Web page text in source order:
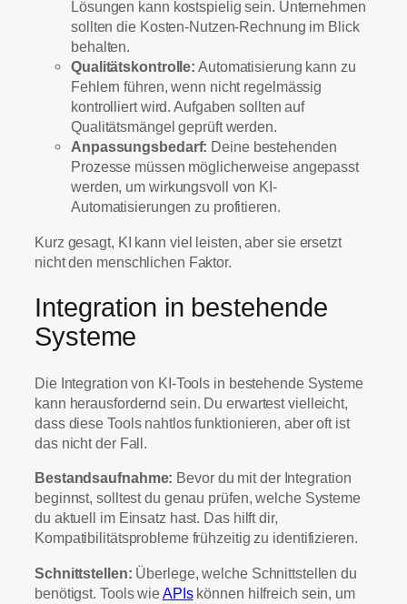
Lösungen kann kostspielig sein. Unternehmen
sollten die Kosten-Nutzen-Rechnung im Blick
behalten.
Qualitätskontrolle: Automatisierung kann zu
Fehlern führen, wenn nicht regelmässig
kontrolliert wird. Aufgaben sollten auf
Qualitätsmängel geprüft werden.
Anpassungsbedarf: Deine bestehenden
Prozesse müssen möglicherweise angepasst
werden, um wirkungsvoll von KI-
Automatisierungen zu profitieren.
Kurz gesagt, KI kann viel leisten, aber sie ersetzt
nicht den menschlichen Faktor.
Integration in bestehende
Systeme
Die Integration von KI-Tools in bestehende Systeme
kann herausfordernd sein. Du erwartest vielleicht,
dass diese Tools nahtlos funktionieren, aber oft ist
das nicht der Fall.
Bestandsaufnahme: Bevor du mit der Integration
beginnst, solltest du genau prüfen, welche Systeme
du aktuell im Einsatz hast. Das hilft dir,
Kompatibilitätsprobleme frühzeitig zu identifizieren.
Schnittstellen: Überlege, welche Schnittstellen du
benötigst. Tools wie APIskönnen hilfreich sein, um